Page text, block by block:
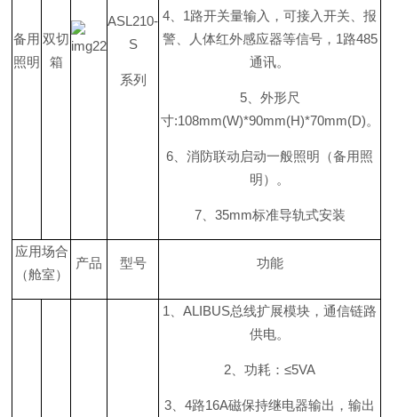
备用
照明
双切
箱
ASL210-
S
系列
4 1路开关量输入，可接入开关、报
警、人体红外感应器等信号， 1路485
通讯。
5、外形尺
寸:108mm(W)*90mm(H)*70mm(D)。
6 、消防联动启动一般照明（备用照
明）。
7、 35mm标准导轨式安装
应用场合
（舱室）
产品 型号 功能
1 、ALIBUS总线扩展模块，通信链路
供电。
2 、功耗 ：≤5VA
3 、4路16A磁保持继电器输出，输出